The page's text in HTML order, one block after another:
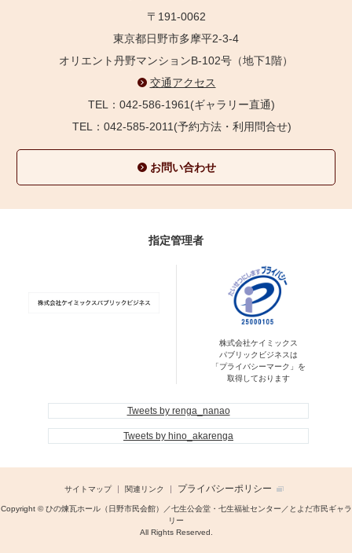
〒191-0062
東京都日野市多摩平2-3-4
オリエント丹野マンションB-102号（地下1階）
交通アクセス
TEL：042-586-1961(ギャラリー直通)
TEL：042-585-2011(予約方法・利用問合せ)
お問い合わせ
指定管理者
株式会社ケイミックス
パブリックビジネスは
「プライバシーマーク」を
取得しております
Tweets by renga_nanao
Tweets by hino_akarenga
サイトマップ 関連リンク プライバシーポリシー
Copyright © ひの煉瓦ホール（日野市民会館）／七生公会堂・七生福祉センター／とよだ市民ギャラ
リー
All Rights Reserved.